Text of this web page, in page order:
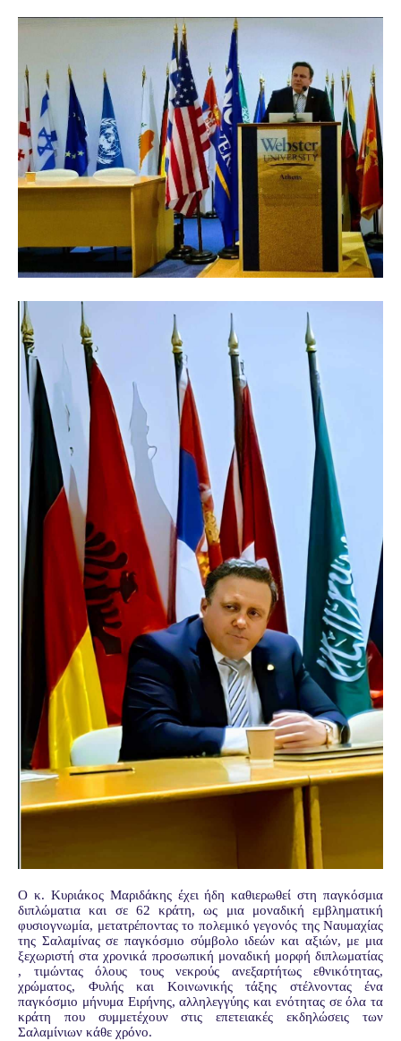
Ο κ. Κυριάκος Μαριδάκης έχει ήδη καθιερωθεί στη παγκόσμια
διπλώματια και σε 62 κράτη, ως μια μοναδική εμβληματική
φυσιογνωμία, μετατρέποντας το πολεμικό γεγονός της Ναυμαχίας
της Σαλαμίνας σε παγκόσμιο σύμβολο ιδεών και αξιών, με μια
ξεχωριστή στα χρονικά προσωπική μοναδική μορφή διπλωματίας
, τιμώντας όλους τους νεκρούς ανεξαρτήτως εθνικότητας,
χρώματος, Φυλής και Κοινωνικής τάξης στέλνοντας ένα
παγκόσμιο μήνυμα Ειρήνης, αλληλεγγύης και ενότητας σε όλα τα
κράτη που συμμετέχουν στις επετειακές εκδηλώσεις των
Σαλαμίνιων κάθε χρόνο.